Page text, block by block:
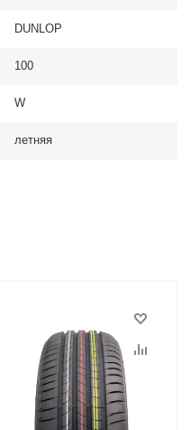
DUNLOP
100
W
летняя